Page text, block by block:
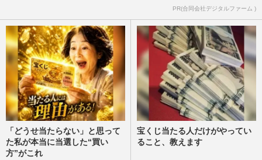
PR(合同会社デジタルファーム )
「どうせ当たらない」と思って
た私が本当に当選した“買い
方”がこれ
宝くじ当たる人だけがやってい
ること、教えます